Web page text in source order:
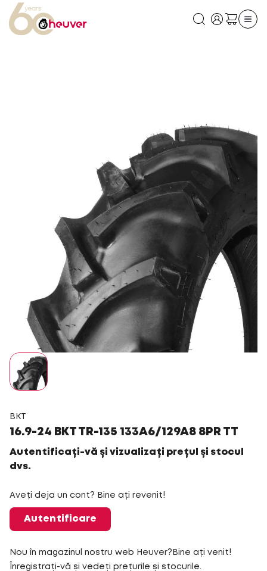
BKT
16.9-24 BKT TR-135 133A6/129A8 8PR TT
Autentificați-vă și vizualizați prețul și stocul
dvs.
Aveți deja un cont? Bine ați revenit!
Autentificare
Nou în magazinul nostru web Heuver?Bine ați venit!
Înregistrați-vă și vedeți prețurile și stocurile.